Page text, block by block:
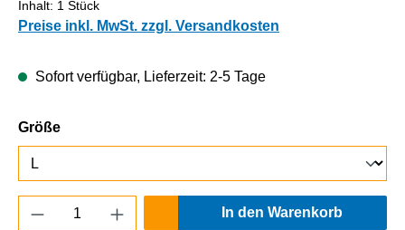
Inhalt: 1 Stück
Preise inkl. MwSt. zzgl. Versandkosten
Sofort verfügbar, Lieferzeit: 2-5 Tage
Größeauswählen
Produkt Anzahl: Gib den gewünschten
In den Warenkorb